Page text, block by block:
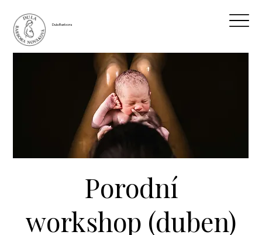
Dula Barbora
Porodní
workshop (duben)